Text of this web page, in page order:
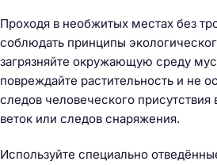
Проходя в необжитых местах без
соблюдать принципы
загрязняйте окружающую среду
повреждайте растительность и не
следов человеческого
веток или следов снаряжения.
Используйте специально